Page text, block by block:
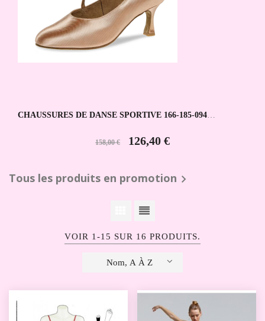
CHAUSSURES DE DANSE SPORTIVE 166-185-094
158,00 € 126,40 €
Tous les produits en promotion 
VOIR 1-15 SUR 16 PRODUITS.
Nom, A À Z